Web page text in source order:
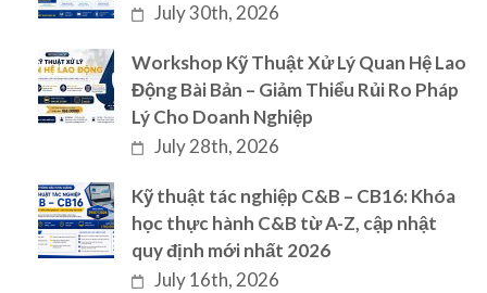
July 30th, 2026
Workshop Kỹ Thuật Xử Lý Quan Hệ Lao
Động Bài Bản – Giảm Thiểu Rủi Ro Pháp
Lý Cho Doanh Nghiệp
July 28th, 2026
Kỹ thuật tác nghiệp C&B – CB16: Khóa
học thực hành C&B từ A-Z, cập nhật
quy định mới nhất 2026
July 16th, 2026